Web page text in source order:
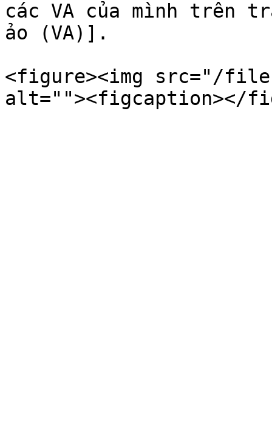
các VA của mình trên
ảo (VA)].
<figure><img src="/